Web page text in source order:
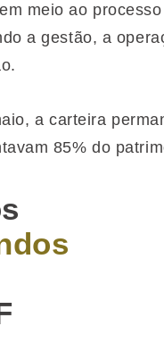
meio ao
a gestão, a
a carteira
85% do